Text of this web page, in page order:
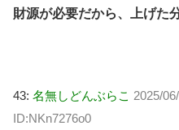
財源が必要だから、上げた
43: 名無しどんぶらこ 2025/
ID:NKn7276o0